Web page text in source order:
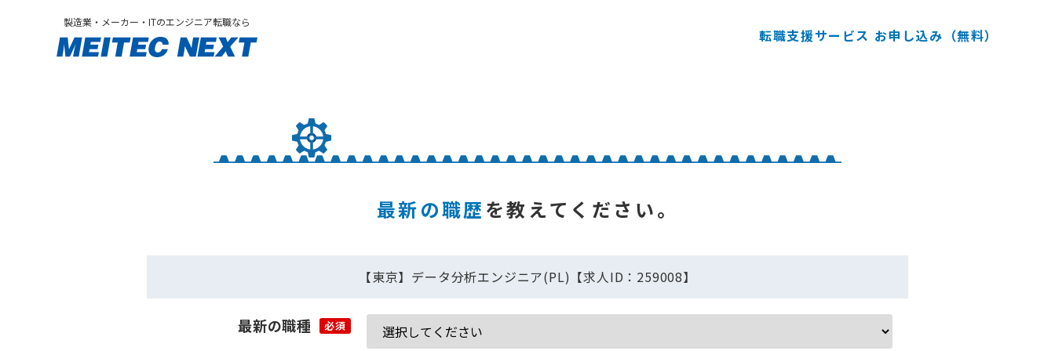
製造業・メーカー・ITのエンジニア転職なら
転職支援サービス お申し込み（無料）
最新の職歴 を教えてください。
【東京】データ分析エンジニア(PL)【求人ID：259008】
最新の職種